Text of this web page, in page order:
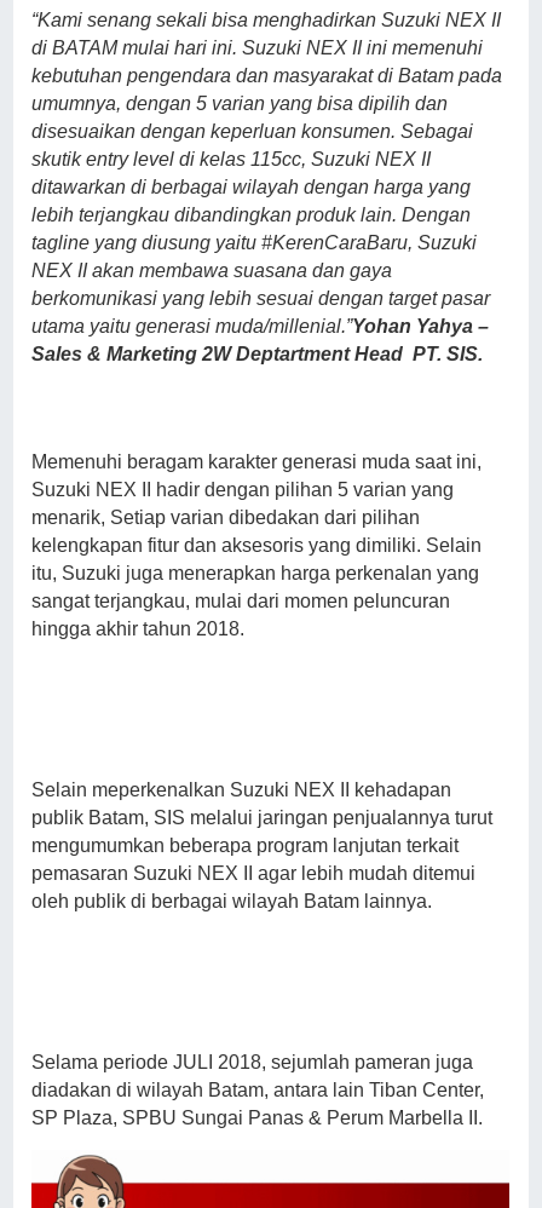
“Kami senang sekali bisa menghadirkan Suzuki NEX II
di BATAM mulai hari ini. Suzuki NEX II ini memenuhi
kebutuhan pengendara dan masyarakat di Batam pada
umumnya, dengan 5 varian yang bisa dipilih dan
disesuaikan dengan keperluan konsumen. Sebagai
skutik entry level di kelas 115cc, Suzuki NEX II
ditawarkan di berbagai wilayah dengan harga yang
lebih terjangkau dibandingkan produk lain. Dengan
tagline yang diusung yaitu #KerenCaraBaru, Suzuki
NEX II akan membawa suasana dan gaya
berkomunikasi yang lebih sesuai dengan target pasar
utama yaitu generasi muda/millenial.”Yohan Yahya –
Sales & Marketing 2W Deptartment Head PT. SIS.
Memenuhi beragam karakter generasi muda saat ini,
Suzuki NEX II hadir dengan pilihan 5 varian yang
menarik, Setiap varian dibedakan dari pilihan
kelengkapan fitur dan aksesoris yang dimiliki. Selain
itu, Suzuki juga menerapkan harga perkenalan yang
sangat terjangkau, mulai dari momen peluncuran
hingga akhir tahun 2018.
Selain meperkenalkan Suzuki NEX II kehadapan
publik Batam, SIS melalui jaringan penjualannya turut
mengumumkan beberapa program lanjutan terkait
pemasaran Suzuki NEX II agar lebih mudah ditemui
oleh publik di berbagai wilayah Batam lainnya.
Selama periode JULI 2018, sejumlah pameran juga
diadakan di wilayah Batam, antara lain Tiban Center,
SP Plaza, SPBU Sungai Panas & Perum Marbella II.